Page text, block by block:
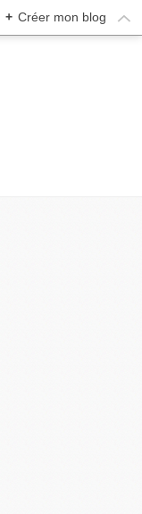
+ Créer mon blog